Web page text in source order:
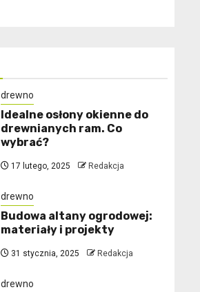
drewno
Idealne osłony okienne do
drewnianych ram. Co
wybrać?
17 lutego, 2025 Redakcja
drewno
Budowa altany ogrodowej:
materiały i projekty
31 stycznia, 2025 Redakcja
drewno